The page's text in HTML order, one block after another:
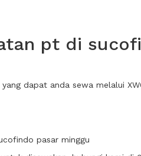
pt di
dapat anda sewa melalui
pasar minggu